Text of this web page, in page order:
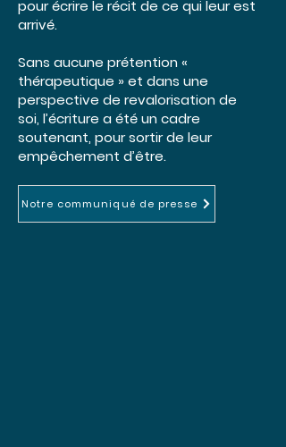
pour écrire le récit de ce qui leur est
arrivé.
Sans aucune prétention «
thérapeutique » et dans une
perspective de revalorisation de
soi, l’écriture a été un cadre
soutenant, pour sortir de leur
empêchement d’être.
Notre communiqué de presse